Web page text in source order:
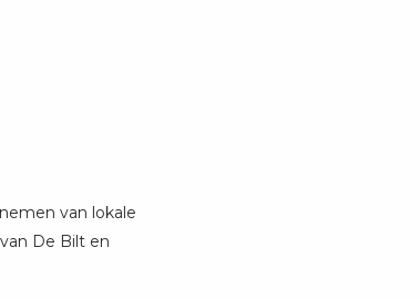
van lokale
De Bilt en